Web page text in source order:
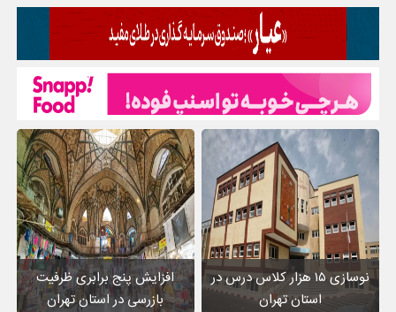
نوسازی ۱۵ هزار کلاس درس در
استان تهران
افزایش پنج برابری ظرفیت
بازرسی در استان تهران